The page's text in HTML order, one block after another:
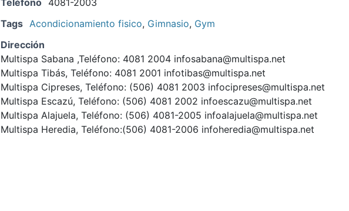
Tags Acondicionamiento fisico, Gimnasio, Gym
Dirección
Multispa Sabana ,Teléfono: 4081 2004 infosabana@multispa.net
Multispa Tibás, Teléfono: 4081 2001 infotibas@multispa.net
Multispa Cipreses, Teléfono: (506) 4081 2003 infocipreses@multispa.net
Multispa Escazú, Teléfono: (506) 4081 2002 infoescazu@multispa.net
Multispa Alajuela, Teléfono: (506) 4081-2005 infoalajuela@multispa.net
Multispa Heredia, Teléfono:(506) 4081-2006 infoheredia@multispa.net